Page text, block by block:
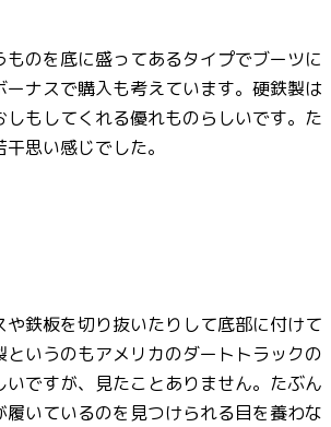
のを底に盛ってあるタイプでブーツに
ナスで購入も考えています。硬鉄製は
もしてくれる優れものらしいです。た
思い感じでした。
鉄板を切り抜いたりして底部に付けて
いうのもアメリカのダートトラックの
ですが、見たことありません。たぶん
いているのを見つけられる目を養わな